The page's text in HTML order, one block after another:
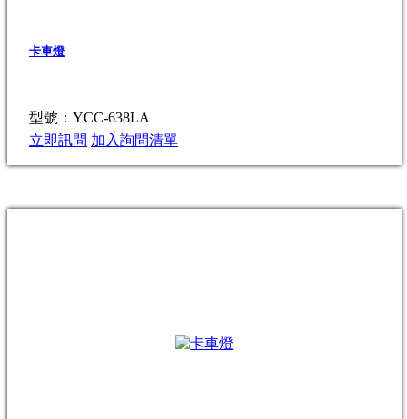
卡車燈
型號：YCC-638LA
立即訊問 加入詢問清單